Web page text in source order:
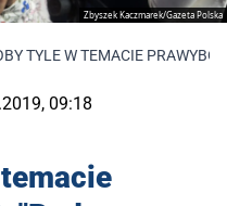
Zbyszek Kaczmarek/Gazeta Polska
TYLE W TEMACIE
09:18